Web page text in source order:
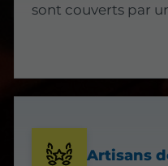
sont couverts par
Artisans